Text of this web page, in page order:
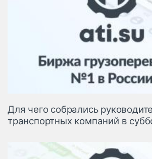
Для чего собрались
транспортных компаний в